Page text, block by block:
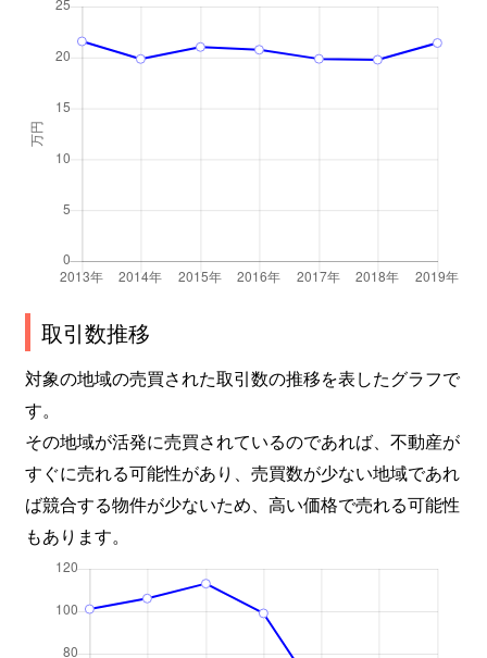
取引数推移
対象の地域の売買された取引数の推移を表したグラフで
す。
その地域が活発に売買されているのであれば、不動産が
すぐに売れる可能性があり、売買数が少ない地域であれ
ば競合する物件が少ないため、高い価格で売れる可能性
もあります。